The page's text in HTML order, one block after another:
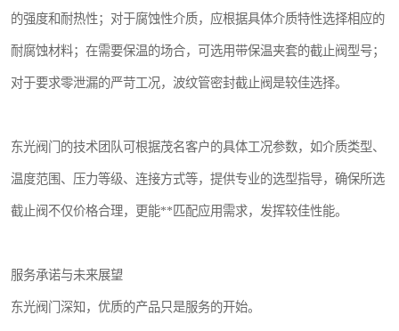
的强度和耐热性；对于腐蚀性介质，应根据具体介质特性选择相应的
耐腐蚀材料；在需要保温的场合，可选用带保温夹套的截止阀型号；
对于要求零泄漏的严苛工况，波纹管密封截止阀是较佳选择。
东光阀门的技术团队可根据茂名客户的具体工况参数，如介质类型、
温度范围、压力等级、连接方式等，提供专业的选型指导，确保所选
截止阀不仅价格合理，更能**匹配应用需求，发挥较佳性能。
服务承诺与未来展望
东光阀门深知，优质的产品只是服务的开始。